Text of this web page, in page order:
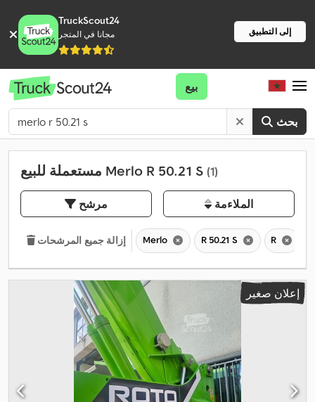
TruckScout24
مجانا في المتجر إلى التطبيق
بحث
بيع
مستعملة للبيع Merlo R 50.21 S (1)
مرشح الملاءمة
إزالة جميع المرشحات Merlo R 50.21 S R
إعلان صغير